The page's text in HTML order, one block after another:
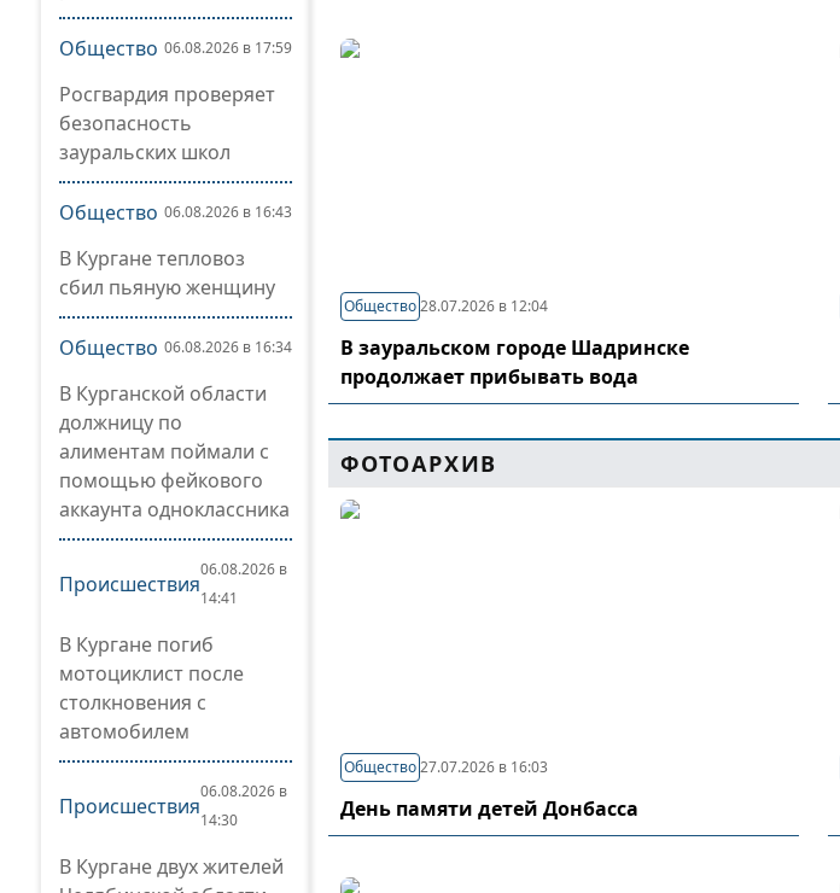
Общество 06.08.2026 в 17:59
Росгвардия проверяет
безопасность
зауральских школ
Общество 06.08.2026 в 16:43
В Кургане тепловоз
сбил пьяную женщину
Общество 06.08.2026 в 16:34
В Курганской области
должницу по
алиментам поймали с
помощью фейкового
аккаунта одноклассника
Происшествия
06.08.2026 в
14:41
В Кургане погиб
мотоциклист после
столкновения с
автомобилем
Происшествия
06.08.2026 в
14:30
В Кургане двух жителей
Общество28.07.2026 в 12:04
В зауральском городе Шадринске
продолжает прибывать вода
ФОТОАРХИВ
Общество27.07.2026 в 16:03
День памяти детей Донбасса